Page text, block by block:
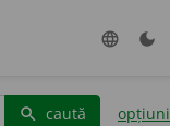
language dark_mode
search caută opțiuni